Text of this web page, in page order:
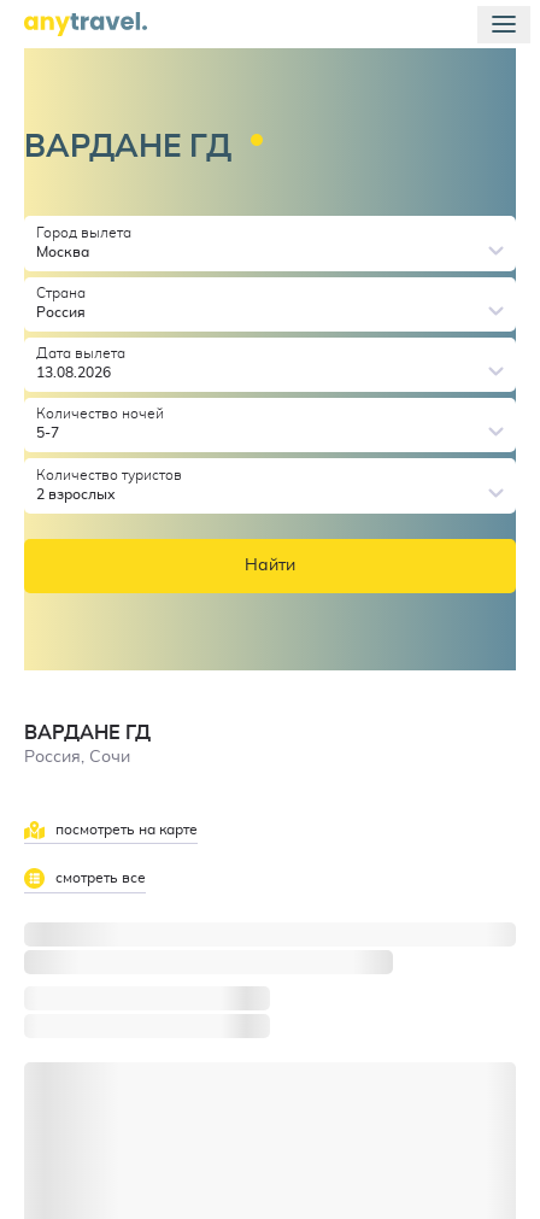
ВАРДАНЕ ГД
Город вылета
Москва
Страна
Россия
Дата вылета
13.08.2026
Количество ночей
5-7
Количество туристов
2 взрослых
Найти
ВАРДАНЕ ГД
Россия, Сочи
посмотреть на карте
смотреть все